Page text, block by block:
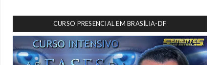
CURSO PRESENCIAL EM BRASÍLIA-DF